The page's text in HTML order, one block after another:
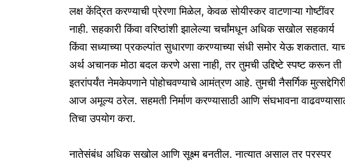
लक्ष केंद्रित करण्याची प्रेरणा मिळेल, केवळ सोयीस्कर वाटणाऱ्या गोष्टींवर
नाही. सहकारी किंवा वरिष्ठांशी झालेल्या चर्चांमधून अधिक सखोल सहकार्य
किंवा सध्याच्या प्रकल्पांत सुधारणा करण्याच्या संधी समोर येऊ शकतात.
अर्थ अचानक मोठा बदल करणे असा नाही, तर तुमची उद्दिष्टे स्पष्ट करून ती
इतरांपर्यंत नेमकेपणाने पोहोचवण्याचे आमंत्रण आहे. तुमची नैसर्गिक
आज अमूल्य ठरेल. सहमती निर्माण करण्यासाठी आणि संघभावना
तिचा उपयोग करा.
नातेसंबंध अधिक सखोल आणि सूक्ष्म बनतील. नात्यात असाल तर परस्पर